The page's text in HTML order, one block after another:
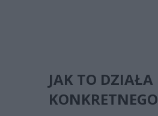
JAK TO